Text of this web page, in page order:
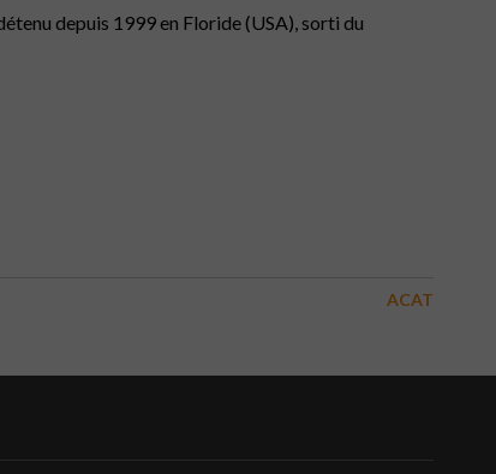
depuis 1999 en Floride (USA), sorti du
ACAT